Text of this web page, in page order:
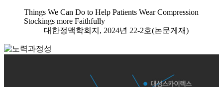
Things We Can Do to Help Patients Wear Compression
Stockings more Faithfully
대한정맥학회지, 2024년 22-2호(논문게재)